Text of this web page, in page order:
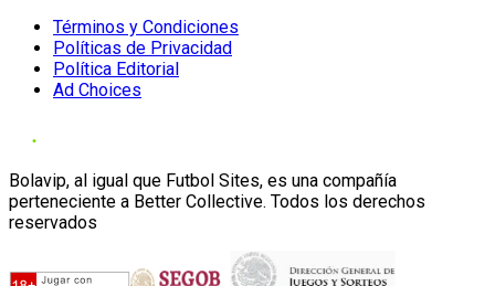
Términos y Condiciones
Políticas de Privacidad
Política Editorial
Ad Choices
Bolavip, al igual que Futbol Sites, es una compañía
perteneciente a Better Collective. Todos los derechos
reservados